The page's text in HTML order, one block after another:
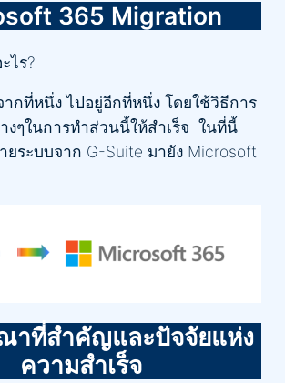
365 Migration
ไร?
กที่หนึ่ง ไปอยู่อีกที่หนึ่ง โดยใช้วิธีการ
งๆในการทำส่วนนี้ให้สำเร็จ ในที่นี้
ยระบบจาก G-Suite มายัง Microsoft
าที่สำคัญและปัจจัยแห่ง
ความสำเร็จ